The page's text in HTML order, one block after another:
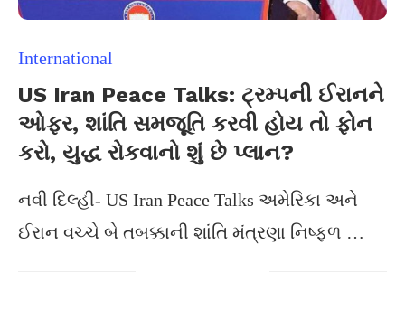
International
US Iran Peace Talks: ટ્રમ્પની ઈરાનને
ઓફર, શાંતિ સમજૂતિ કરવી હોય તો ફોન
કરો, યુદ્ધ રોકવાનો શું છે પ્લાન?
નવી દિલ્હી- US Iran Peace Talks અમેરિકા અને
ઈરાન વચ્ચે બે તબક્કાની શાંતિ મંત્રણા નિષ્ફળ …